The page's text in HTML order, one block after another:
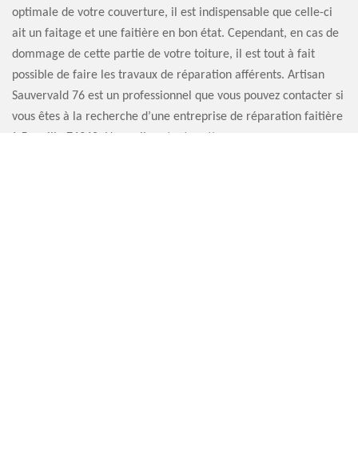
optimale de votre couverture, il est indispensable que celle-ci
ait un faitage et une faitière en bon état. Cependant, en cas de
dommage de cette partie de votre toiture, il est tout à fait
possible de faire les travaux de réparation afférents. Artisan
Sauvervald 76 est un professionnel que vous pouvez contacter si
vous êtes à la recherche d’une entreprise de réparation faitière